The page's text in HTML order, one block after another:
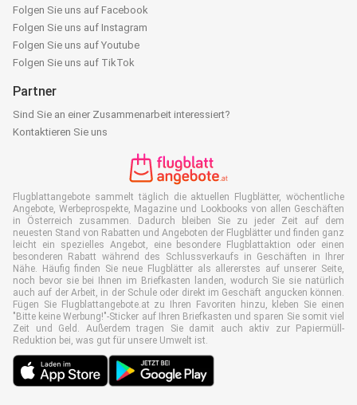
Folgen Sie uns auf Facebook
Folgen Sie uns auf Instagram
Folgen Sie uns auf Youtube
Folgen Sie uns auf TikTok
Partner
Sind Sie an einer Zusammenarbeit interessiert?
Kontaktieren Sie uns
Flugblattangebote sammelt täglich die aktuellen Flugblätter, wöchentliche
Angebote, Werbeprospekte, Magazine und Lookbooks von allen Geschäften
in Österreich zusammen. Dadurch bleiben Sie zu jeder Zeit auf dem
neuesten Stand von Rabatten und Angeboten der Flugblätter und finden ganz
leicht ein spezielles Angebot, eine besondere Flugblattaktion oder einen
besonderen Rabatt während des Schlussverkaufs in Geschäften in Ihrer
Nähe. Häufig finden Sie neue Flugblätter als allererstes auf unserer Seite,
noch bevor sie bei Ihnen im Briefkasten landen, wodurch Sie sie natürlich
auch auf der Arbeit, in der Schule oder direkt im Geschäft angucken können.
Fügen Sie Flugblattangebote.at zu Ihren Favoriten hinzu, kleben Sie einen
"Bitte keine Werbung!"-Sticker auf Ihren Briefkasten und sparen Sie somit viel
Zeit und Geld. Außerdem tragen Sie damit auch aktiv zur Papiermüll-
Reduktion bei, was gut für unsere Umwelt ist.